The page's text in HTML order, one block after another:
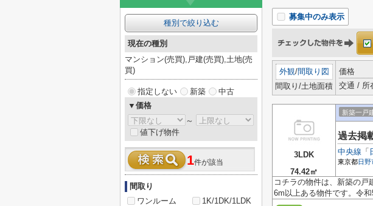
募集中のみ表示
外観/間取り図
間取り/土地面積
価格
交通 / 所
3LDK
74.42㎡
新築一戸
過去掲
中央線 「
東京都日野
コチラの物件は、新築の
6m以上ある物件です。令
種別で絞り込む
現在の種別
マンション(売買),戸建(売買),土地(売
買)
指定しない 新築
中古
▼価格
～
値下げ物件
1件が該当
間取り
ワンルーム
1K/1DK/1LDK